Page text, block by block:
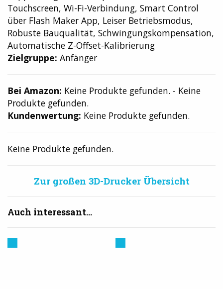
Touchscreen, Wi-Fi-Verbindung, Smart Control
über Flash Maker App, Leiser Betriebsmodus,
Robuste Bauqualität, Schwingungskompensation,
Automatische Z-Offset-Kalibrierung
Zielgruppe: Anfänger
Bei Amazon: Keine Produkte gefunden. - Keine
Produkte gefunden.
Kundenwertung: Keine Produkte gefunden.
Keine Produkte gefunden.
Zur großen 3D-Drucker Übersicht
Auch interessant...